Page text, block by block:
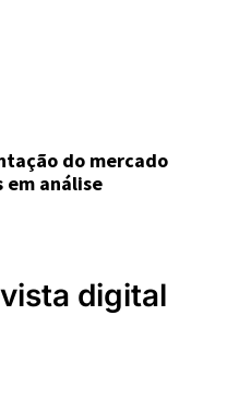
do mercado
análise
digital